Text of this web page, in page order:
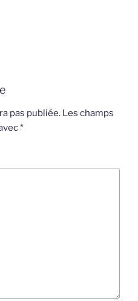
pas publiée. Les champs
*